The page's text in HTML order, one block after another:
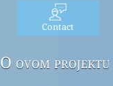
Contact
O ovom projektu